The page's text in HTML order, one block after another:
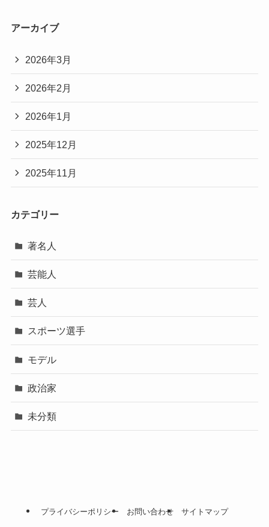
アーカイブ
2026年3月
2026年2月
2026年1月
2025年12月
2025年11月
カテゴリー
著名人
芸能人
芸人
スポーツ選手
モデル
政治家
未分類
プライバシーポリシー お問い合わせ サイトマップ